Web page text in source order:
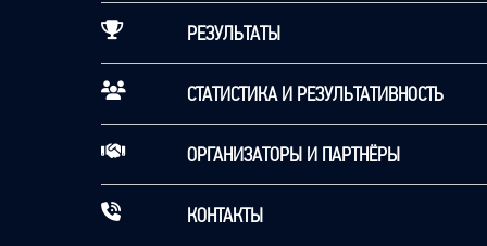
РЕЗУЛЬТАТЫ
СТАТИСТИКА И РЕЗУЛЬТАТИВНОСТЬ
ОРГАНИЗАТОРЫ И ПАРТНЁРЫ
КОНТАКТЫ